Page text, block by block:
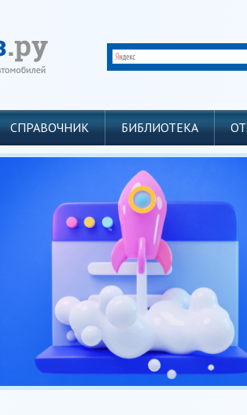
СПРАВОЧНИК БИБЛИОТЕКА